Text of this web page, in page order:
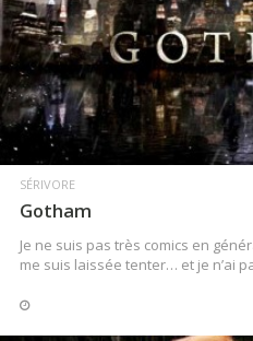
LIRE
SÉRIVORE
Gotham
Je ne suis pas très comics en
me suis laissée tenter… et je n’ai